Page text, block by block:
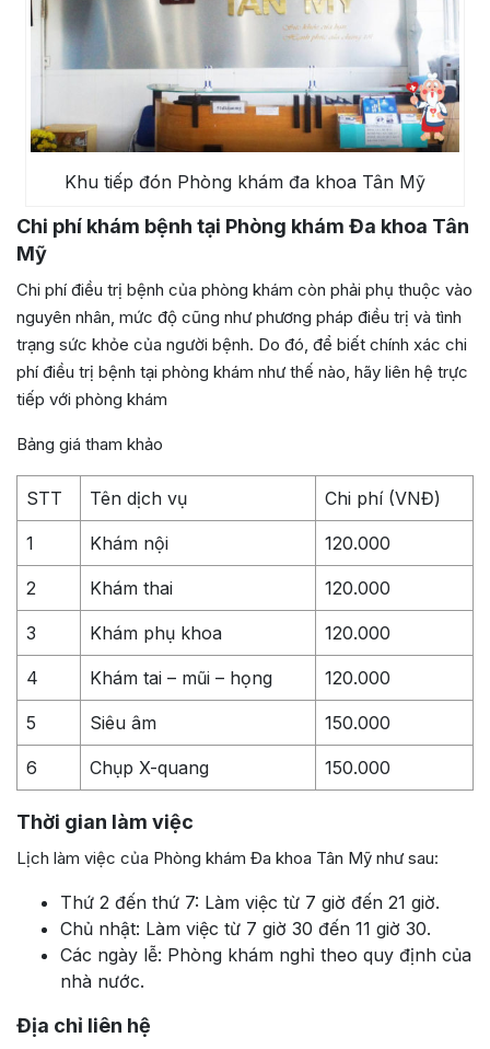
Khu tiếp đón Phòng khám đa khoa Tân Mỹ
Chi phí khám bệnh tại Phòng khám Đa khoa Tân
Mỹ
Chi phí điều trị bệnh của phòng khám còn phải phụ thuộc vào
nguyên nhân, mức độ cũng như phương pháp điều trị và tình
trạng sức khỏe của người bệnh. Do đó, để biết chính xác chi
phí điều trị bệnh tại phòng khám như thế nào, hãy liên hệ trực
tiếp với phòng khám
Bảng giá tham khảo
STT Tên dịch vụ Chi phí (VNĐ)
1 Khám nội 120.000
2 Khám thai 120.000
3 Khám phụ khoa 120.000
4 Khám tai – mũi – họng 120.000
5 Siêu âm 150.000
6 Chụp X-quang 150.000
Thời gian làm việc
Lịch làm việc của Phòng khám Đa khoa Tân Mỹ như sau:
Thứ 2 đến thứ 7: Làm việc từ 7 giờ đến 21 giờ.
Chủ nhật: Làm việc từ 7 giờ 30 đến 11 giờ 30.
Các ngày lễ: Phòng khám nghỉ theo quy định của
nhà nước.
Địa chỉ liên hệ